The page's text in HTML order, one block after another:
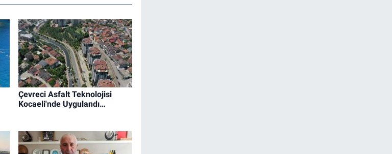
Çevreci Asfalt Teknolojisi
Kocaeli'nde Uygulandı…